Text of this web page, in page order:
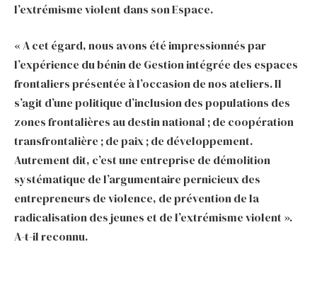
l’extrémisme violent dans son Espace.
« A cet égard, nous avons été impressionnés par
l’expérience du bénin de Gestion intégrée des espaces
frontaliers présentée à l’occasion de nos ateliers. Il
s’agit d’une politique d’inclusion des populations des
zones frontalières au destin national ; de coopération
transfrontalière ; de paix ; de développement.
Autrement dit, c’est une entreprise de démolition
systématique de l’argumentaire pernicieux des
entrepreneurs de violence, de prévention de la
radicalisation des jeunes et de l’extrémisme violent ».
A-t-il reconnu.